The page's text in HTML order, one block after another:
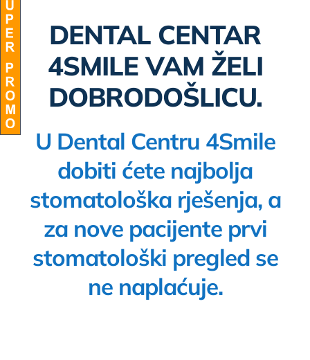
DENTAL CENTAR
4SMILE VAM ŽELI
DOBRODOŠLICU.
U Dental Centru 4Smile
dobiti ćete najbolja
stomatološka rješenja, a
za nove pacijente prvi
stomatološki pregled se
ne naplaćuje.